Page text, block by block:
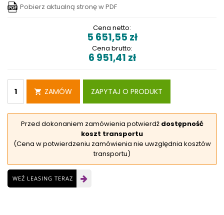
Pobierz aktualną stronę w PDF
Cena netto:
5 651,55 zł
Cena brutto:
6 951,41 zł
ZAMÓW ZAPYTAJ O PRODUKT
Przed dokonaniem zamówienia potwierdź dostępność
koszt transportu
(Cena w potwierdzeniu zamówienia nie uwzględnia kosztów
transportu)
WEŹ LEASING TERAZ